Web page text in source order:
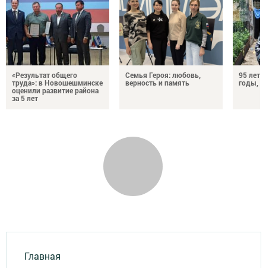
«Результат общего
труда»: в Новошешминске
оценили развитие района
за 5 лет
Семья Героя: любовь,
верность и память
95 лет
годы,
Главная